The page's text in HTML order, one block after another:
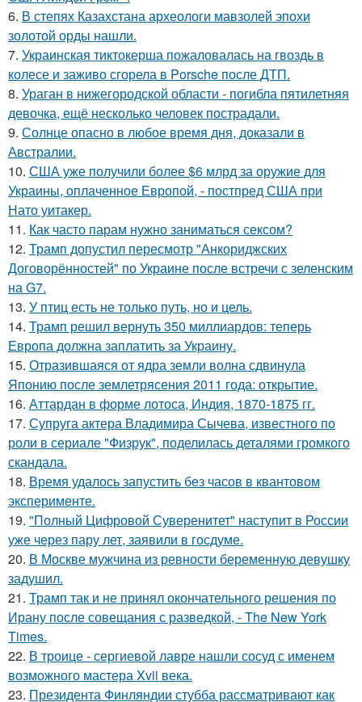
6. В степях Казахстана археологи мавзолей эпохи
золотой орды нашли.
7. Украинская тиктокерша пожаловалась на гвоздь в
колесе и заживо сгорела в Porsche после ДТП.
8. Ураган в нижегородской области - погибла пятилетняя
девочка, ещё несколько человек пострадали.
9. Солнце опасно в любое время дня, доказали в
Австралии.
10. США уже получили более $6 млрд за оружие для
Украины, оплаченное Европой, - постпред США при
Нато уитакер.
11. Как часто парам нужно заниматься сексом?
12. Трамп допустил пересмотр "Анкориджских
Договорённостей" по Украине после встречи с зеленским
на G7.
13. У птиц есть не только путь, но и цель.
14. Трамп решил вернуть 350 миллиардов: теперь
Европа должна заплатить за Украину.
15. Отразившаяся от ядра земли волна сдвинула
Японию после землетрясения 2011 года: открытие.
16. Аттардан в форме лотоса, Индия, 1870-1875 гг.
17. Супруга актера Владимира Сычева, известного по
роли в сериале "Физрук", поделилась деталями громкого
скандала.
18. Время удалось запустить без часов в квантовом
эксперименте.
19. "Полный Цифровой Суверенитет" наступит в России
уже через пару лет, заявили в госдуме.
20. В Москве мужчина из ревности беременную девушку
задушил.
21. Трамп так и не принял окончательного решения по
Ирану после совещания с разведкой, - The New York
Times.
22. В троице - сергиевой лавре нашли сосуд с именем
возможного мастера Xvii века.
23. Президента Финляндии стубба рассматривают как